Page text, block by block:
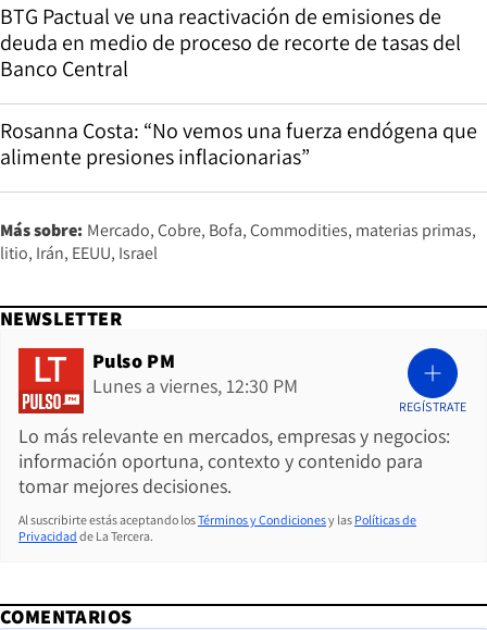
BTG Pactual ve una reactivación de emisiones de
deuda en medio de proceso de recorte de tasas del
Banco Central
Rosanna Costa: “No vemos una fuerza endógena que
alimente presiones inflacionarias”
Más sobre: Mercado Cobre Bofa Commodities materias primas
litio Irán EEUU Israel
NEWSLETTER
Pulso PM
Lunes a viernes, 12:30 PM
Lo más relevante en mercados, empresas y negocios:
información oportuna, contexto y contenido para
tomar mejores decisiones.
REGÍSTRATE
Al suscribirte estás aceptando losTérminos y Condicionesy las Políticas de
Privacidad de La Tercera.
COMENTARIOS